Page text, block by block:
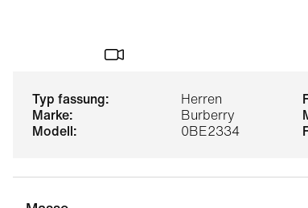
typ fassung: Herren
marke:
Burberry
modell:
0BE2334